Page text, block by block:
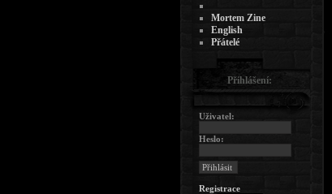
Mortem Zine
English
Přátelé
Přihlášení:
Uživatel:
Heslo:
Registrace